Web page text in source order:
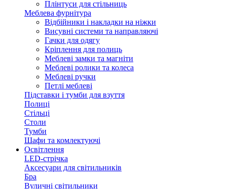
Плінтуси для стільниць
Меблева фурнітура
Відбійники і накладки на ніжки
Висувні системи та направляючі
Гачки для одягу
Кріплення для полиць
Меблеві замки та магніти
Меблеві ролики та колеса
Меблеві ручки
Петлі меблеві
Підставки і тумби для взуття
Полиці
Стільці
Столи
Тумби
Шафи та комлектуючі
Освітлення
LED-стрічка
Аксесуари для світильників
Бра
Вуличні світильники